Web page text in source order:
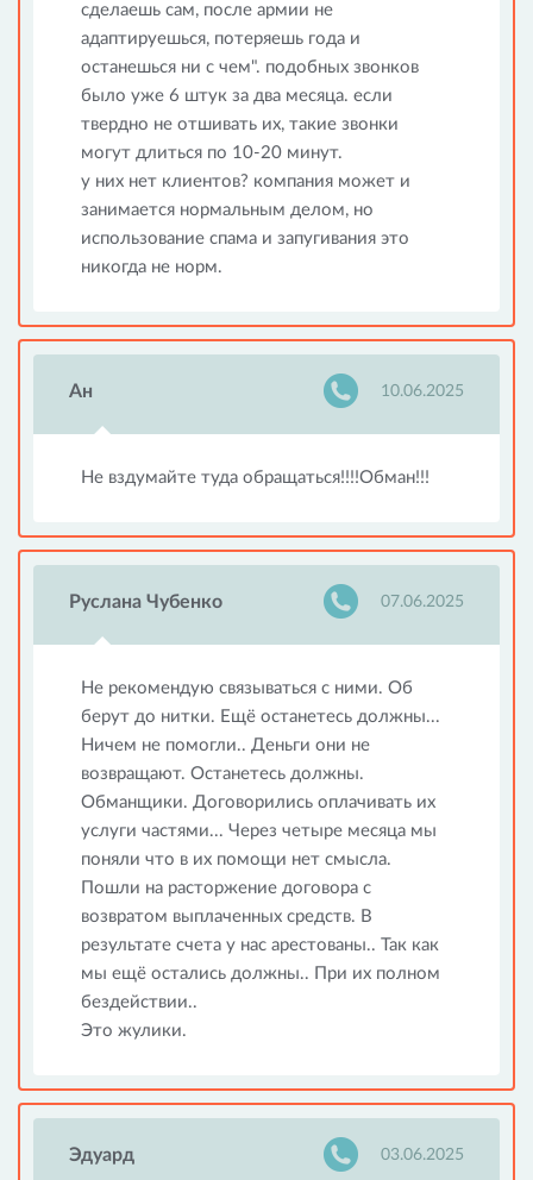
сделаешь сам, после армии не
адаптируешься, потеряешь года и
останешься ни с чем". подобных звонков
было уже 6 штук за два месяца. если
твердно не отшивать их, такие звонки
могут длиться по 10-20 минут.
у них нет клиентов? компания может и
занимается нормальным делом, но
использование спама и запугивания это
никогда не норм.
Ан 10.06.2025
Не вздумайте туда обращаться!!!!Обман!!!
Руслана Чубенко 07.06.2025
Не рекомендую связываться с ними. Об
берут до нитки. Ещё останетесь должны...
Ничем не помогли.. Деньги они не
возвращают. Останетесь должны.
Обманщики. Договорились оплачивать их
услуги частями... Через четыре месяца мы
поняли что в их помощи нет смысла.
Пошли на расторжение договора с
возвратом выплаченных средств. В
результате счета у нас арестованы.. Так как
мы ещё остались должны.. При их полном
бездействии..
Это жулики.
Эдуард 03.06.2025